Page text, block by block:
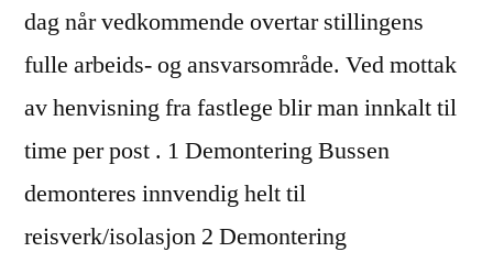
dag når vedkommende overtar stillingens
fulle arbeids- og ansvarsområde. Ved mottak
av henvisning fra fastlege blir man innkalt til
time per post . 1 Demontering Bussen
demonteres innvendig helt til
reisverk/isolasjon 2 Demontering